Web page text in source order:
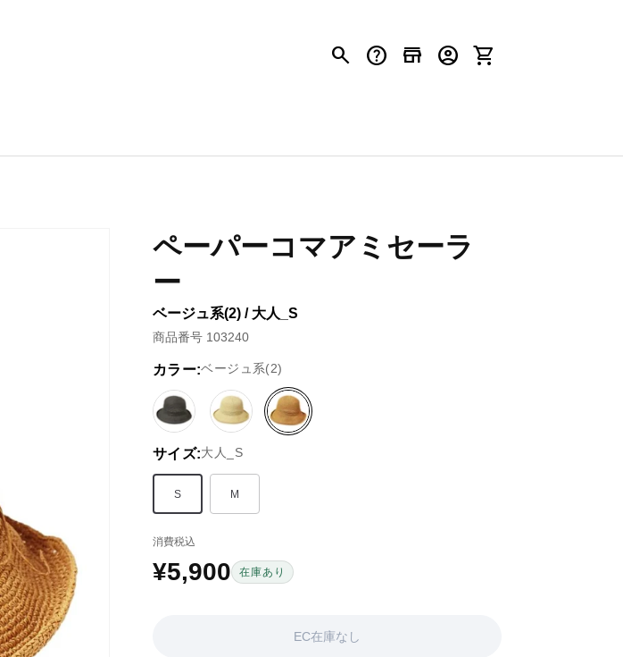
search help store account_circle shopping_cart
ペーパーコマアミセーラ
ー
ベージュ系(2) / 大人_S
商品番号 103240
カラー:ベージュ系(2)
ブ
ラ
ッ
ク
系
ベ
ー
ジ
ュ
系
ベ
ー
サイズ:大人_S
S M
消費税込
通
¥5,900 在庫あり
EC在庫なし